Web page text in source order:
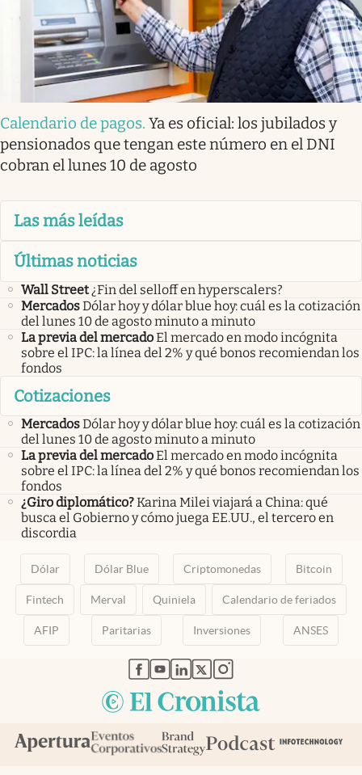
Calendario de pagos. Ya es oficial: los jubilados y
pensionados que tengan este número en el DNI
cobran el lunes 10 de agosto
Las más leídas
Últimas noticias
Wall Street ¿Fin del selloff en hyperscalers?
MercadosDólar hoy y dólar blue hoy: cuál es la cotización
del lunes 10 de agosto minuto a minuto
La previa del mercadoEl mercado en modo incógnita
sobre el IPC: la línea del 2% y qué bonos recomiendan los
fondos
Cotizaciones
MercadosDólar hoy y dólar blue hoy: cuál es la cotización
del lunes 10 de agosto minuto a minuto
La previa del mercadoEl mercado en modo incógnita
sobre el IPC: la línea del 2% y qué bonos recomiendan los
fondos
¿Giro diplomático?Karina Milei viajará a China: qué
busca el Gobierno y cómo juega EE.UU., el tercero en
discordia
Dólar Dólar Blue Criptomonedas Bitcoin
Fintech Merval Quiniela Calendario de feriados
AFIP Paritarias Inversiones ANSES
abre en nueva pestaña
abre en nueva pestaña
abre en nueva pestaña
abre en nueva pestaña
abre en nueva pestaña